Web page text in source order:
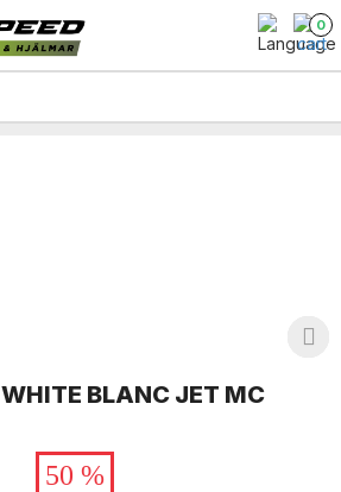
0
BLANC JET MC
50 %